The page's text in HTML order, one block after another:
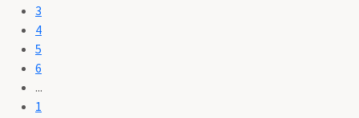
3
4
5
6
...
1